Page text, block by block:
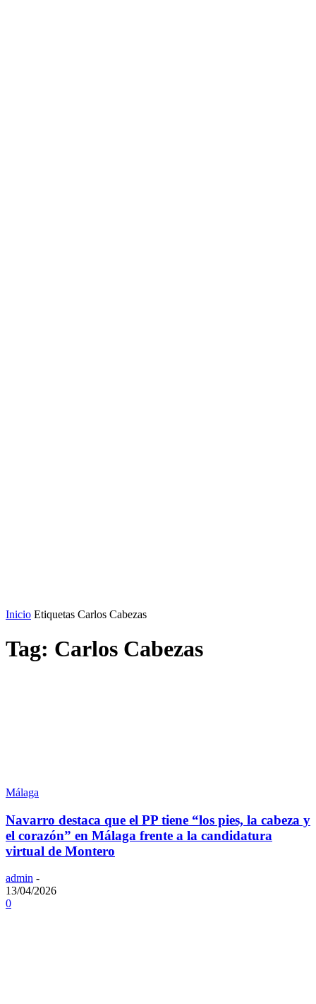
Inicio Etiquetas Carlos Cabezas
Tag: Carlos Cabezas
Málaga
Navarro destaca que el PP tiene “los pies, la cabeza y
el corazón” en Málaga frente a la candidatura
virtual de Montero
admin -
13/04/2026
0